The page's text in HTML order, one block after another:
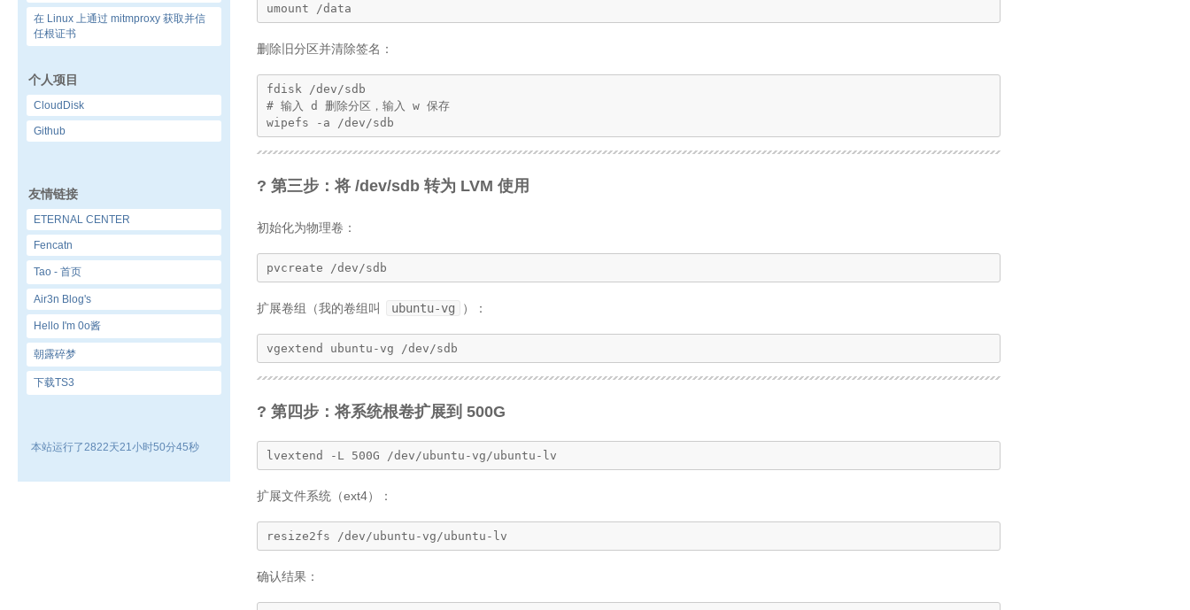
在 Linux 上通过 mitmproxy 获取并信
任根证书
个人项目
CloudDisk
Github
友情链接
ETERNAL CENTER
Fencatn
Tao - 首页
Air3n Blog's
Hello I'm 0o酱
朝露碎梦
下载TS3
本站运行了2822天21小时50分45秒
umount /data
删除旧分区并清除签名：
fdisk /dev/sdb
# 输入 d 删除分区，输入 w 保存
wipefs -a /dev/sdb
? 第三步：将 /dev/sdb 转为 LVM 使用
初始化为物理卷：
pvcreate /dev/sdb
扩展卷组（我的卷组叫 ubuntu-vg ）：
vgextend ubuntu-vg /dev/sdb
? 第四步：将系统根卷扩展到 500G
lvextend -L 500G /dev/ubuntu-vg/ubuntu-lv
扩展文件系统（ext4）：
resize2fs /dev/ubuntu-vg/ubuntu-lv
确认结果：